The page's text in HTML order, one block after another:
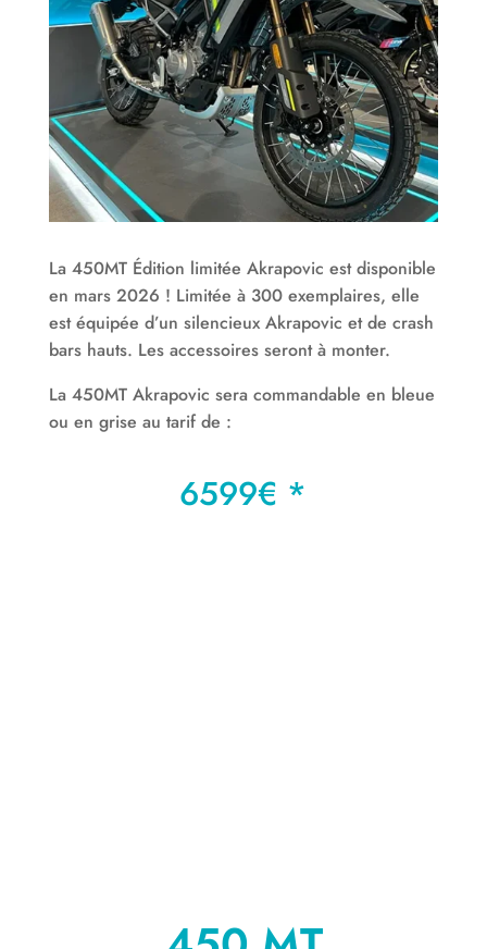
La 450MT Édition limitée Akrapovic est disponible
en mars 2026 ! Limitée à 300 exemplaires, elle
est équipée d’un silencieux Akrapovic et de crash
bars hauts. Les accessoires seront à monter.
La 450MT Akrapovic sera commandable en bleue
ou en grise au tarif de :
6599€ *